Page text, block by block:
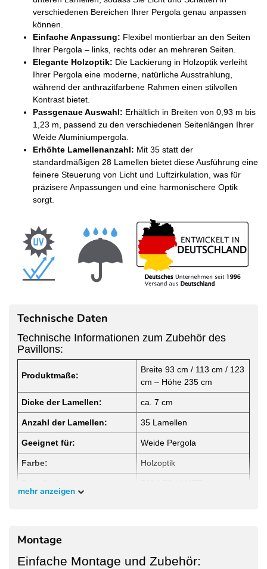
verschiedenen Bereichen Ihrer Pergola genau anpassen
können.
Einfache Anpassung: Flexibel montierbar an den Seiten
Ihrer Pergola – links, rechts oder an mehreren Seiten.
Elegante Holzoptik: Die Lackierung in Holzoptik verleiht
Ihrer Pergola eine moderne, natürliche Ausstrahlung,
während der anthrazitfarbene Rahmen einen stilvollen
Kontrast bietet.
Passgenaue Auswahl: Erhältlich in Breiten von 0,93 m bis
1,23 m, passend zu den verschiedenen Seitenlängen Ihrer
Weide Aluminiumpergola.
Erhöhte Lamellenanzahl: Mit 35 statt der
standardmäßigen 28 Lamellen bietet diese Ausführung eine
feinere Steuerung von Licht und Luftzirkulation, was für
präzisere Anpassungen und eine harmonischere Optik
sorgt.
Technische Daten
Technische Informationen zum Zubehör des
Pavillons:
Produktmaße:
Breite 93 cm / 113 cm / 123
cm – Höhe 235 cm
Dicke der Lamellen: ca. 7 cm
Anzahl der Lamellen: 35 Lamellen
Geeignet für: Weide Pergola
Farbe: Holzoptik
Streben:
durch feste Lamellen
mehr anzeigen
Montage
Einfache Montage und Zubehör: